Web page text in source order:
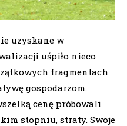
uzyskane w
uśpiło nieco
fragmentach
gospodarzom.
cenę próbowali
stopniu, straty. Swoje